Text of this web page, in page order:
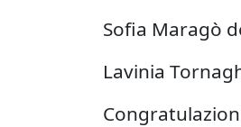
Sofia Maragò
Lavinia